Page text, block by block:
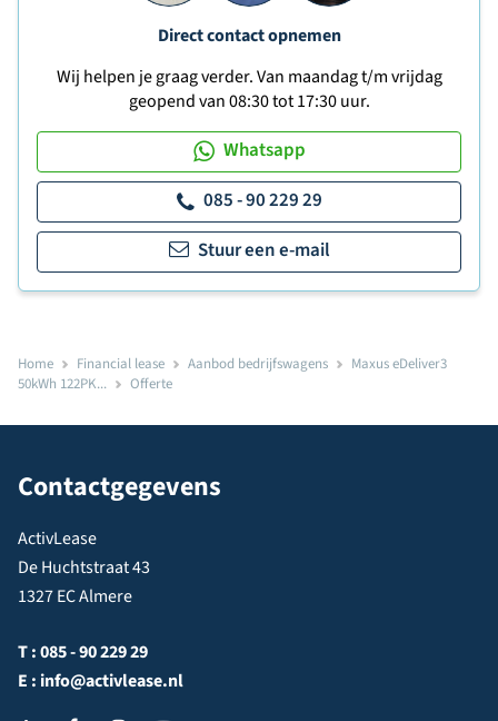
Direct contact opnemen
Wij helpen je graag verder. Van maandag t/m vrijdag
geopend van 08:30 tot 17:30 uur.
Whatsapp
085 - 90 229 29
Stuur een e-mail
Home Financial lease Aanbod bedrijfswagens
Maxus eDeliver3
50kWh 122PK...
Offerte
Contactgegevens
ActivLease
De Huchtstraat 43
1327 EC Almere
T :085 - 90 229 29
E : info@activlease.nl